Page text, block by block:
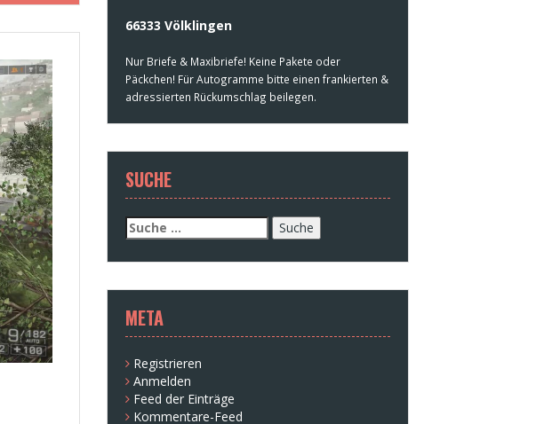
66333 Völklingen
Nur Briefe & Maxibriefe! Keine Pakete oder
Päckchen! Für Autogramme bitte einen frankierten &
adressierten Rückumschlag beilegen.
SUCHE
Suche
nach:
META
Registrieren
Anmelden
Feed der Einträge
Kommentare-Feed